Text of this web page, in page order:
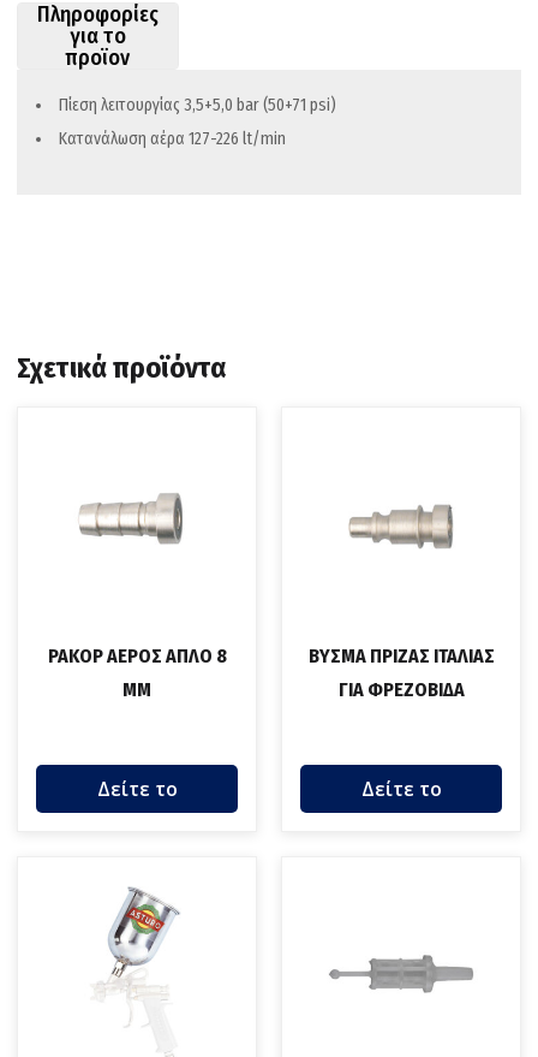
o
o
k
er
εί
τε
Πληροφορίες
για το
προϊον
Πίεση λειτουργίας 3,5+5,0 bar (50+71 psi)
Κατανάλωση αέρα 127-226 lt/min
Σχετικά προϊόντα
ΡΑΚΟΡ ΑΕΡΟΣ ΑΠΛΟ 8
ΜΜ
Δείτε το
ΒΥΣΜΑ ΠΡΙΖΑΣ ΙΤΑΛΙΑΣ
ΓΙΑ ΦΡΕΖΟΒΙΔΑ
Δείτε το